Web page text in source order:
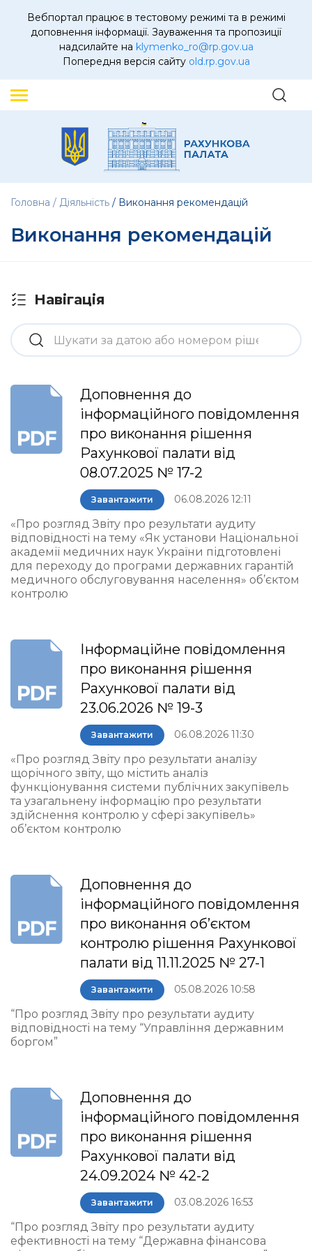
Вебпортал працює в тестовому режимі та в режимі
доповнення інформації. Зауваження та пропозиції
надсилайте на klymenko_ro@rp.gov.ua
Попередня версія сайту old.rp.gov.ua
Головна Діяльність Виконання рекомендацій
Виконання рекомендацій
Навігація
Доповнення до
інформаційного повідомлення
про виконання рішення
Рахункової палати від
08.07.2025 № 17-2
Завантажити 06.08.2026 12:11
«Про розгляд Звіту про результати аудиту
відповідності на тему «Як установи Національної
академії медичних наук України підготовлені
для переходу до програми державних гарантій
медичного обслуговування населення» об’єктом
контролю
Інформаційне повідомлення
про виконання рішення
Рахункової палати від
23.06.2026 № 19-3
Завантажити 06.08.2026 11:30
«Про розгляд Звіту про результати аналізу
щорічного звіту, що містить аналіз
функціонування системи публічних закупівель
та узагальнену інформацію про результати
здійснення контролю у сфері закупівель»
об’єктом контролю
Доповнення до
інформаційного повідомлення
про виконання об’єктом
контролю рішення Рахункової
палати від 11.11.2025 № 27-1
Завантажити 05.08.2026 10:58
“Про розгляд Звіту про результати аудиту
відповідності на тему “Управління державним
боргом”
Доповнення до
інформаційного повідомлення
про виконання рішення
Рахункової палати від
24.09.2024 № 42-2
Завантажити 03.08.2026 16:53
“Про розгляд Звіту про результати аудиту
ефективності на тему “Державна фінансова